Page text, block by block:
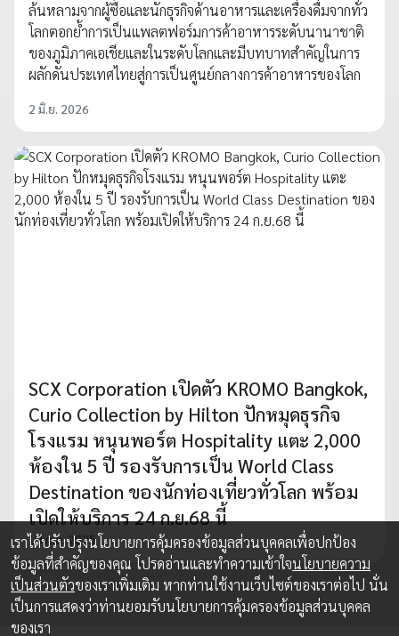
ล้นหลามจากผู้ซื้อและนักธุรกิจด้านอาหารและเครื่องดื่มจากทั่ว
โลกตอกย้ำการเป็นแพลตฟอร์มการค้าอาหารระดับนานาชาติ
ของภูมิภาคเอเชียและในระดับโลกและมีบทบาทสำคัญในการ
ผลักดันประเทศไทยสู่การเป็นศูนย์กลางการค้าอาหารของโลก
2 มิ.ย. 2026
SCX Corporation เปิดตัว KROMO Bangkok,
Curio Collection by Hilton ปักหมุดธุรกิจ
โรงแรม หนุนพอร์ต Hospitality แตะ 2,000
ห้องใน 5 ปี รองรับการเป็น World Class
Destination ของนักท่องเที่ยวทั่วโลก พร้อม
เปิดให้บริการ 24 ก.ย.68 นี้
18 ก.ย. 2025
เราได้ปรับปรุงนโยบายการคุ้มครองข้อมูลส่วนบุคคลเพื่อปกป้อง
ข้อมูลที่สำคัญของคุณ โปรดอ่านและทำความเข้าใจนโยบายความ
เป็นส่วนตัวของเราเพิ่มเติม หากท่านใช้งานเว็บไซต์ของเราต่อไป นั่น
เป็นการแสดงว่าท่านยอมรับนโยบายการคุ้มครองข้อมูลส่วนบุคคล
ของเรา